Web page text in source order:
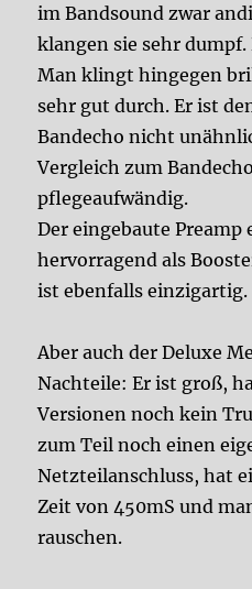
im Bandsound zwar
klangen sie sehr
Man klingt hingegen
sehr gut durch. Er ist
Bandecho nicht
Vergleich zum
pflegeaufwändig.
Der eingebaute Preamp
hervorragend als
ist ebenfalls einzigartig.
Aber auch der Deluxe
Nachteile: Er ist groß,
Versionen noch kein
zum Teil noch einen
Netzteilanschluss, hat
Zeit von 450mS und
rauschen.